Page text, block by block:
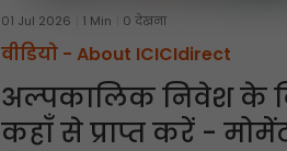
01 Jul 2026 1 Min 0 देखना
वीडियो - About ICICIdirect
अल्पकालिक निवेश के
कहाँ से प्राप्त करें -